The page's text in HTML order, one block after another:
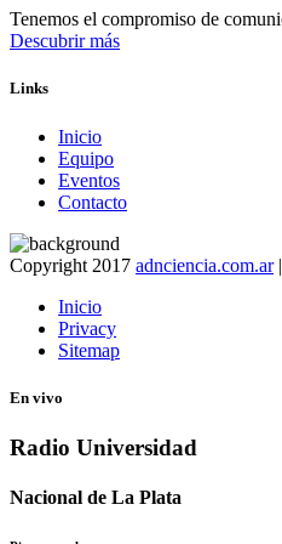
Tenemos el compromiso de
Descubrir más
Links
Inicio
Equipo
Eventos
Contacto
Copyright 2017 adnciencia.com.ar|
Inicio
Privacy
Sitemap
En vivo
Radio Universidad
Nacional de La Plata